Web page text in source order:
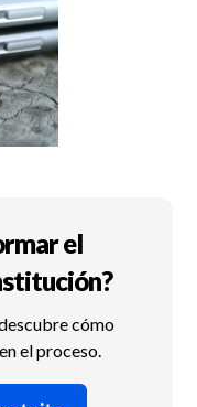
el
cómo
el proceso.